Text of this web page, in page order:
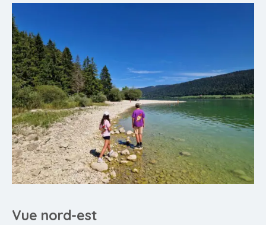
Vue nord-est